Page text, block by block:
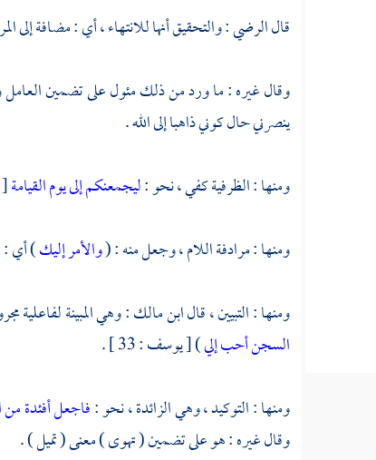
قالالرضي: والتحقيق أنها للانتهاء ، أي : مضافة إلى
وقال غيره : ما ورد من ذلك مئول على تضمين العامل
ينصرني حال كوني ذاهبا إلى الله .
ومنها : الظرفية كفي ، نحو :ليجمعنكم إلى يوم القيامة[
ومنها : مرادفة اللام ، وجعل منه : (والأمر إليك) أي :
ومنها : التبيين ، قالابن مالك: وهي المبينة لفاعلية
السجن أحب إلي) [ يوسف : 33 ] .
ومنها : التوكيد ، وهي الزائدة ، نحو :فاجعل أفئدة
وقال غيره : هو على تضمين ( تهوى ) معنى ( تميل ) .